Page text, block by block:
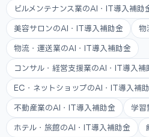
ビルメンテナンス業のAI・IT導入補助
美容サロンのAI・IT導入補助金 物
物流・運送業のAI・IT導入補助金
コンサル・経営支援業のAI・IT導入補
EC・ネットショップのAI・IT導入補
不動産業のAI・IT導入補助金 学習
ホテル・旅館のAI・IT導入補助金